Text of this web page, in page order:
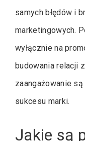
samych błędów i
marketingowych.
wyłącznie na
budowania relacji
zaangażowanie są
sukcesu marki.
Jakie są